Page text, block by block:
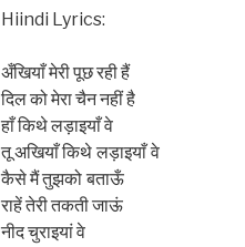
Hiindi Lyrics:
अँखियाँ मेरी पूछ रही हैं
दिल को मेरा चैन नहीं है
हाँ किथे लड़ाइयाँ वे
तू अखियाँ किथे लड़ाइयाँ वे
कैसे मैं तुझको बताऊँ
राहें तेरी तकती जाऊं
नीद चुराइयां वे